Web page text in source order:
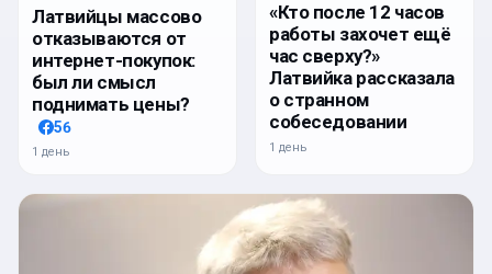
Латвийцы массово
отказываются от
интернет-покупок:
был ли смысл
поднимать цены?
56
1 день
«Кто после 12 часов
работы захочет ещё
час сверху?»
Латвийка рассказала
о странном
собеседовании
1 день